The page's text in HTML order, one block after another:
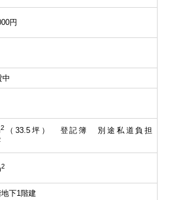
円
中
2
（33.5坪） 登記簿 別途私道負担
2
下1階建